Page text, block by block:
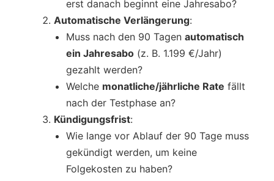
erst danach beginnt eine Jahresabo?
Automatische Verlängerung:
Muss nach den 90 Tagen automatisch
ein Jahresabo (z. B. 1.199 €/Jahr)
gezahlt werden?
Welche monatliche/jährliche Rate fällt
nach der Testphase an?
Kündigungsfrist:
Wie lange vor Ablauf der 90 Tage muss
gekündigt werden, um keine
Folgekosten zu haben?